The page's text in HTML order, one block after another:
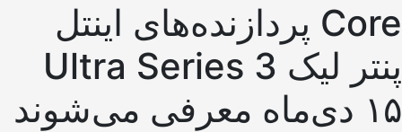
پردازنده‌های اینتل Core
Ultra Series 3 پنتر لیک
۱۵ دی‌ماه معرفی می‌شوند